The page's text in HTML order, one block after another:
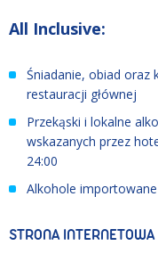
All Inclusive:
Śniadanie, obiad oraz
restauracji głównej
Przekąski i lokalne
wskazanych przez
24:00
Alkohole
STRONA